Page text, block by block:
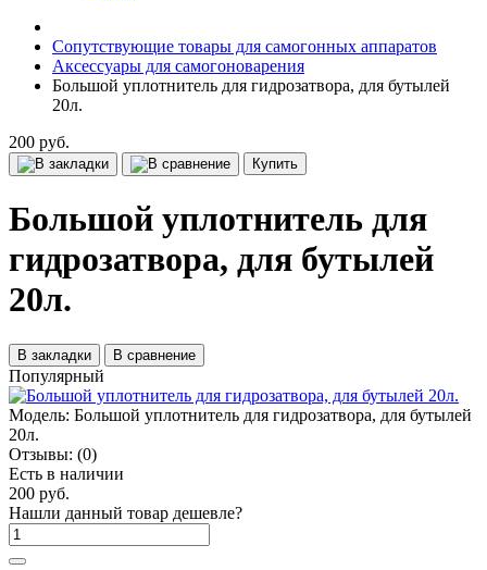
Сопутствующие товары для самогонных аппаратов
Аксессуары для самогоноварения
Большой уплотнитель для гидрозатвора, для бутылей
20л.
200 руб.
Купить
Большой уплотнитель для
гидрозатвора, для бутылей
20л.
В закладки В сравнение
Популярный
Модель: Большой уплотнитель для гидрозатвора, для бутылей
20л.
Отзывы: (0)
Есть в наличии
200 руб.
Нашли данный товар дешевле?